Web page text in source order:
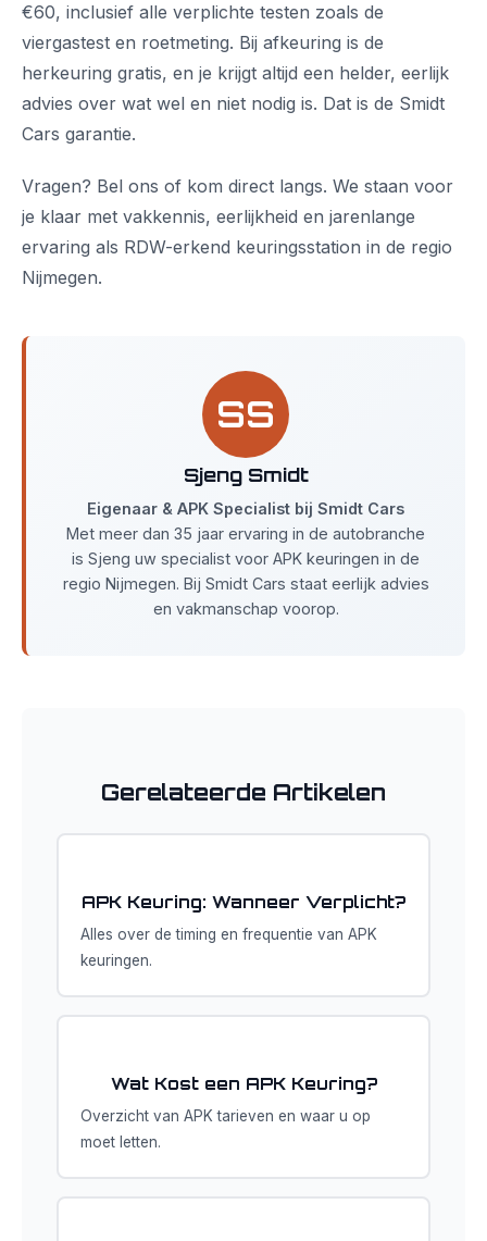
€60, inclusief alle verplichte testen zoals de
viergastest en roetmeting. Bij afkeuring is de
herkeuring gratis, en je krijgt altijd een helder, eerlijk
advies over wat wel en niet nodig is. Dat is de Smidt
Cars garantie.
Vragen? Bel ons of kom direct langs. We staan voor
je klaar met vakkennis, eerlijkheid en jarenlange
ervaring als RDW-erkend keuringsstation in de regio
Nijmegen.
SS
Sjeng Smidt
Eigenaar & APK Specialist bij Smidt Cars
Met meer dan 35 jaar ervaring in de autobranche
is Sjeng uw specialist voor APK keuringen in de
regio Nijmegen. Bij Smidt Cars staat eerlijk advies
en vakmanschap voorop.
Gerelateerde Artikelen
APK Keuring: Wanneer Verplicht?
Alles over de timing en frequentie van APK
keuringen.
Wat Kost een APK Keuring?
Overzicht van APK tarieven en waar u op
moet letten.